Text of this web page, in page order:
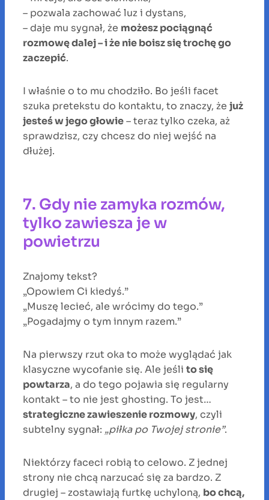
– pozwala zachować luz i dystans,
– daje mu sygnał, że możesz pociągnąć
rozmowę dalej – i że nie boisz się trochę go
zaczepić.
I właśnie o to mu chodziło. Bo jeśli facet
szuka pretekstu do kontaktu, to znaczy, że już
jesteś w jego głowie– teraz tylko czeka, aż
sprawdzisz, czy chcesz do niej wejść na
dłużej.
7. Gdy nie zamyka rozmów,
tylko zawiesza je w
powietrzu
Znajomy tekst?
„Opowiem Ci kiedyś.”
„Muszę lecieć, ale wrócimy do tego.”
„Pogadajmy o tym innym razem.”
Na pierwszy rzut oka to może wyglądać jak
klasyczne wycofanie się. Ale jeśli to się
powtarza, a do tego pojawia się regularny
kontakt – to nie jest ghosting. To jest…
strategiczne zawieszenie rozmowy, czyli
subtelny sygnał: „piłka po Twojej stronie”.
Niektórzy faceci robią to celowo. Z jednej
strony nie chcą narzucać się za bardzo. Z
drugiej – zostawiają furtkę uchyloną, bo chcą,